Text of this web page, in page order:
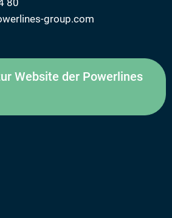
80
group.com
Website der Powerlines